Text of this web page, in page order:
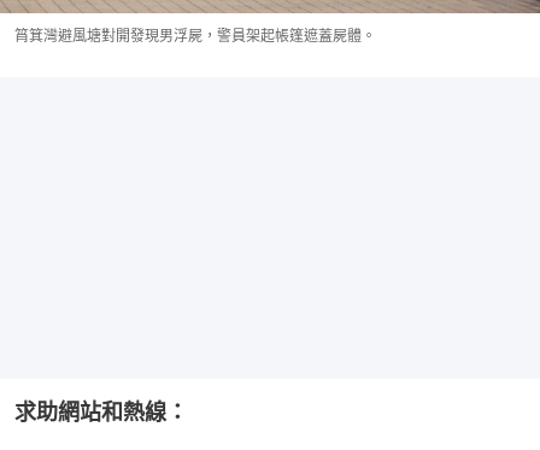
筲箕灣避風塘對開發現男浮屍，警員架起帳篷遮蓋屍體。
求助網站和熱線：